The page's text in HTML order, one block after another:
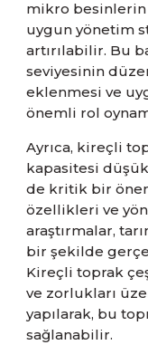
mikro
uygun yönetim
artırılabilir. Bu
seviyesinin
eklenmesi ve
önemli rol
Ayrıca, kireçli
kapasitesi
de kritik bir
özellikleri ve
araştırmalar,
bir şekilde
Kireçli toprak
ve zorlukları
yapılarak, bu
sağlanabilir.